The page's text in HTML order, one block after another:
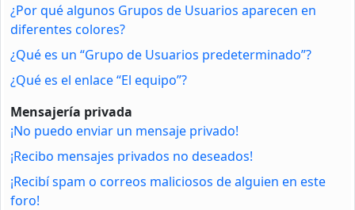
¿Por qué algunos Grupos de Usuarios aparecen en
diferentes colores?
¿Qué es un “Grupo de Usuarios predeterminado”?
¿Qué es el enlace “El equipo”?
Mensajería privada
¡No puedo enviar un mensaje privado!
¡Recibo mensajes privados no deseados!
¡Recibí spam o correos maliciosos de alguien en este
foro!